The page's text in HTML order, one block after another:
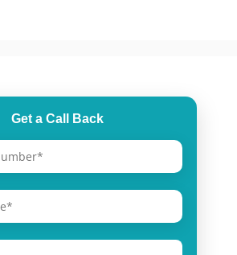
Get a Call Back